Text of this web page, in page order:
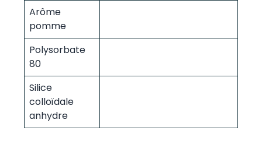
Arôme
pomme
Polysorbate
80
Silice
colloïdale
anhydre